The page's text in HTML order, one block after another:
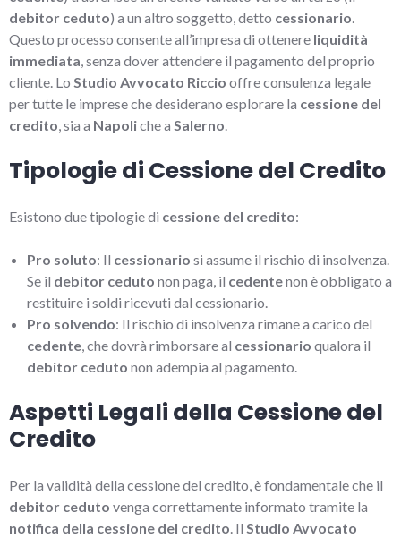
debitor ceduto) a un altro soggetto, detto cessionario.
Questo processo consente all’impresa di ottenere liquidità
immediata, senza dover attendere il pagamento del proprio
cliente. Lo Studio Avvocato Riccio offre consulenza legale
per tutte le imprese che desiderano esplorare la cessione del
credito, sia a Napoliche a Salerno.
Tipologie di Cessione del Credito
Esistono due tipologie di cessione del credito:
Pro soluto: Il cessionario si assume il rischio di insolvenza.
Se il debitor ceduto non paga, il cedentenon è obbligato a
restituire i soldi ricevuti dal cessionario.
Pro solvendo: Il rischio di insolvenza rimane a carico del
cedente, che dovrà rimborsare al cessionario qualora il
debitor ceduto non adempia al pagamento.
Aspetti Legali della Cessione del
Credito
Per la validità della cessione del credito, è fondamentale che il
debitor ceduto venga correttamente informato tramite la
notifica della cessione del credito. Il Studio Avvocato